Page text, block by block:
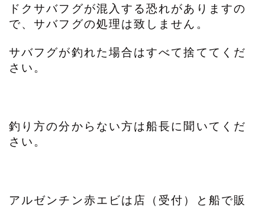
ドクサバフグが混入する恐れがありますの
で、サバフグの処理は致しません。
サバフグが釣れた場合はすべて捨ててくだ
さい。
釣り方の分からない方は船長に聞いてくだ
さい。
アルゼンチン赤エビは店（受付）と船で販